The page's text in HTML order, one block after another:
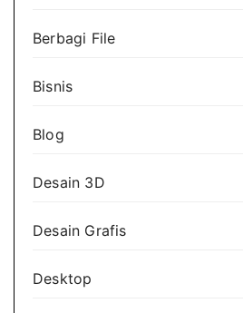
Berbagi File
Bisnis
Blog
Desain 3D
Desain Grafis
Desktop